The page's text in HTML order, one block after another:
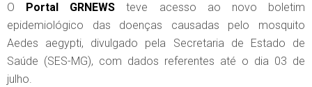
O Portal GRNEWS teve acesso ao novo boletim
epidemiológico das doenças causadas pelo mosquito
Aedes aegypti, divulgado pela Secretaria de Estado de
Saúde (SES-MG), com dados referentes até o dia 03 de
julho.